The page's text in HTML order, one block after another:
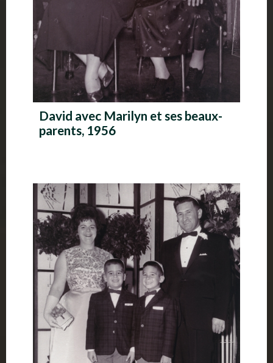
David avec Marilyn et ses beaux-
parents, 1956